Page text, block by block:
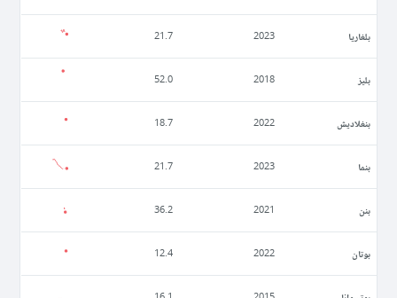
بلغاريا 2023
21.7
بليز 2018
52.0
بنغلاديش 2022
18.7
بنما 2023
21.7
بنن 2021
36.2
بوتان 2022
12.4